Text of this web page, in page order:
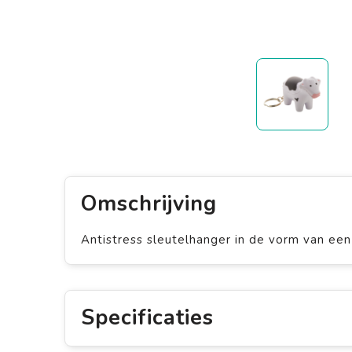
Omschrijving
Antistress sleutelhanger in de vorm van
Specificaties